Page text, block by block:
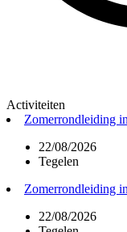
Activiteiten
Zomerrondleiding
22/08/2026
Tegelen
Zomerrondleiding
22/08/2026